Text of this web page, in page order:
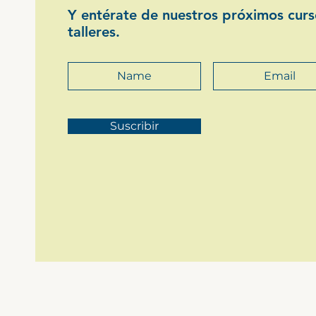
Y entérate de nuestros próximos
talleres.
Suscribir